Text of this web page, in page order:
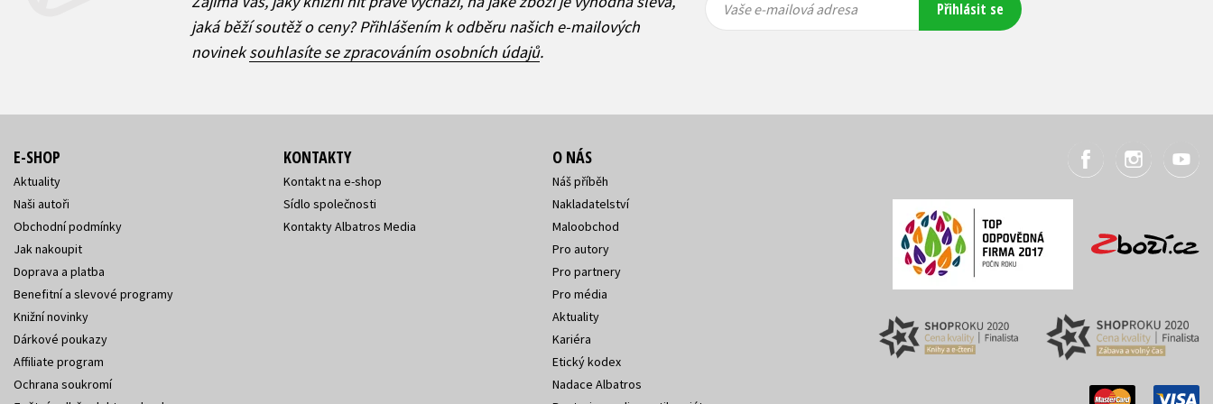
jaká běží soutěž o ceny? Přihlášením k odběru našich e-mailových
novineksouhlasíte se zpracováním osobních údajů.
mailová
mailová
Vaše e-mailová adresa Přihlásit se
E-SHOP
Aktuality
Naši autoři
Obchodní podmínky
Jak nakoupit
Doprava a platba
Benefitní a slevové programy
Knižní novinky
Dárkové poukazy
Affiliate program
Ochrana soukromí
KONTAKTY
Kontakt na e-shop
Sídlo společnosti
Kontakty Albatros Media
O NÁS
Náš příběh
Nakladatelství
Maloobchod
Pro autory
Pro partnery
Pro média
Aktuality
Kariéra
Etický kodex
Nadace Albatros